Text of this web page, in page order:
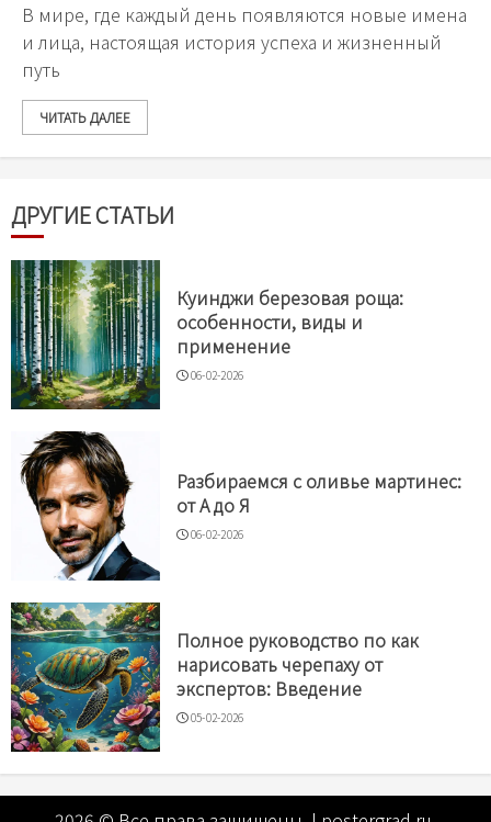
В мире, где каждый день появляются новые имена
и лица, настоящая история успеха и жизненный
путь
ЧИТАТЬ ДАЛЕЕ
ДРУГИЕ СТАТЬИ
Куинджи березовая роща:
особенности, виды и
применение
06-02-2026
Разбираемся с оливье мартинес:
от А до Я
06-02-2026
Полное руководство по как
нарисовать черепаху от
экспертов: Введение
05-02-2026